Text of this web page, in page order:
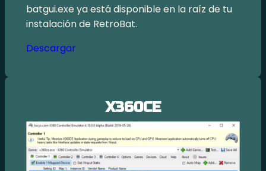
batgui.exe ya está disponible en la raíz de tu
instalación de RetroBat.
Descargar
X360CE